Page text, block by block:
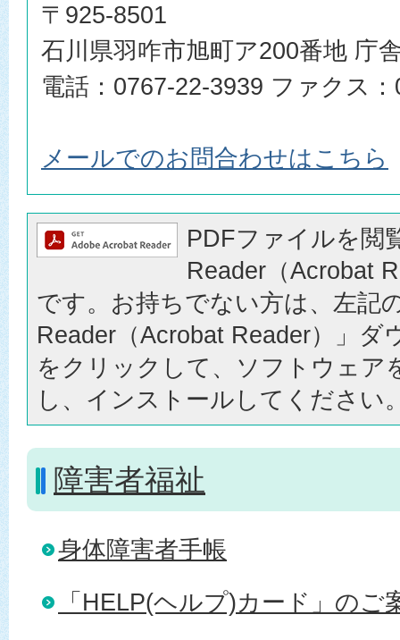
〒925-8501
石川県羽咋市旭町ア200番地 庁
電話：0767-22-3939 ファクス
メールでのお問合わせはこちら
PDFファイルを閲
Reader（Acrobat
です。お持ちでない方は、左記
Reader（Acrobat Reader）」ダ
をクリックして、ソフトウェア
し、インストールしてください
障害者福祉
身体障害者手帳
「HELP(ヘルプ)カード」のご